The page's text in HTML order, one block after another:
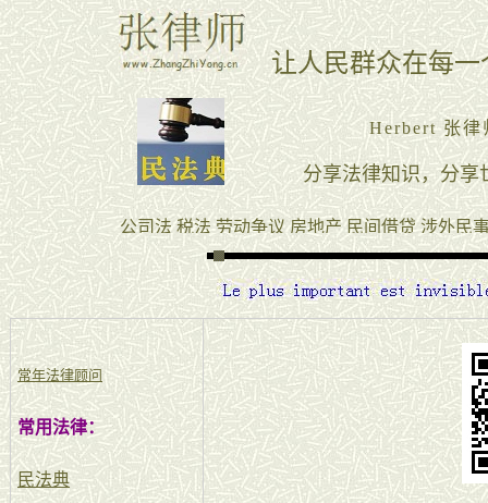
常年法律顾问
常用法律：
民法典